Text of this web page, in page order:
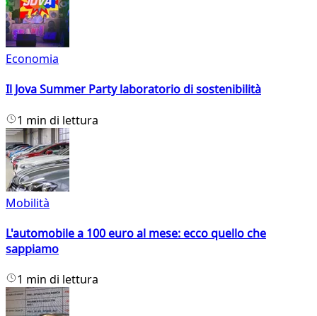
Economia
Il Jova Summer Party laboratorio di sostenibilità
1 min di lettura
Mobilità
L'automobile a 100 euro al mese: ecco quello che
sappiamo
1 min di lettura